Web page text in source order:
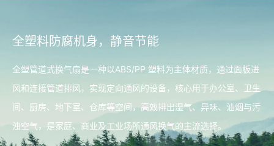
全塑料防腐机身，静音节能
全塑管道式换气扇是一种以ABS/PP 塑料为主体材质，通过面板进
风和连接管道排风，实现定向通风的设备，核心用于办公室、卫生
间、厨房、地下室、仓库等空间，高效排出湿气、异味、油烟与污
浊空气，是家庭、商业及工业场所通风换气的主流选择。